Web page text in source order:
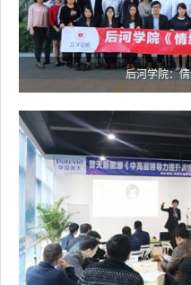
后河学院：